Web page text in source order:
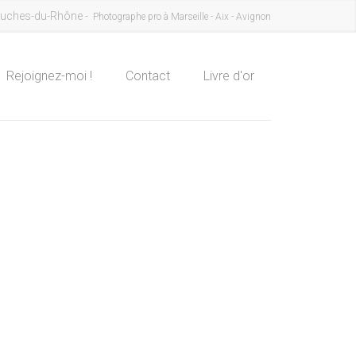
du-Rhône - Photographe pro à Marseille - Aix - Avignon
Rejoignez-moi ! Contact Livre d'or